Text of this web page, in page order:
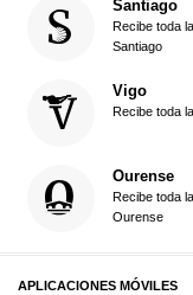
Santiago
Recibe toda
Santiago
Vigo
Recibe toda
Ourense
Recibe toda
Ourense
APLICACIONES MÓVILES